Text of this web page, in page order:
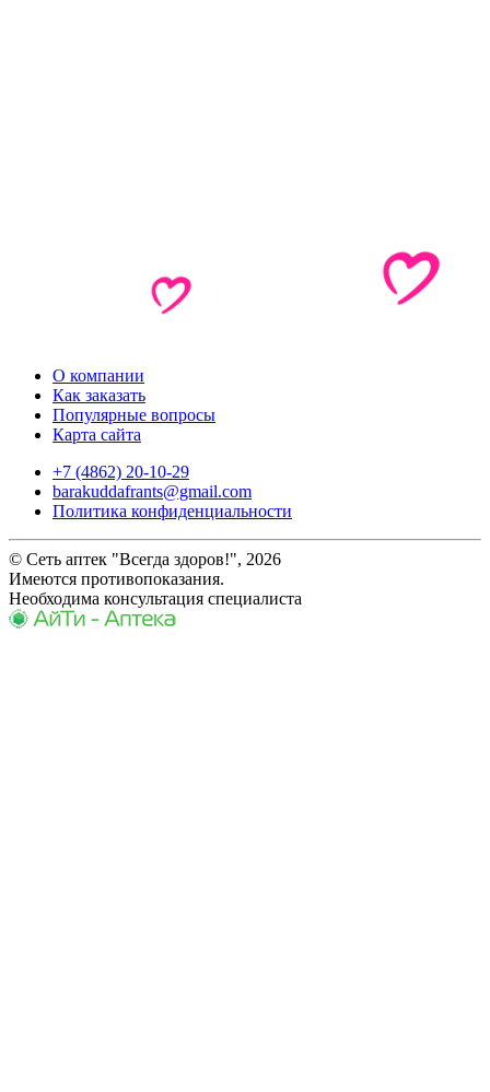
О компании
Как заказать
Популярные вопросы
Карта сайта
+7 (4862) 20-10-29
barakuddafrants@gmail.com
Политика конфиденциальности
© Сеть аптек "Всегда здоров!", 2026
Имеются противопоказания.
Необходима консультация специалиста